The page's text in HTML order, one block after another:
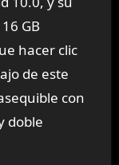
GB
hacer clic
de este
con
doble